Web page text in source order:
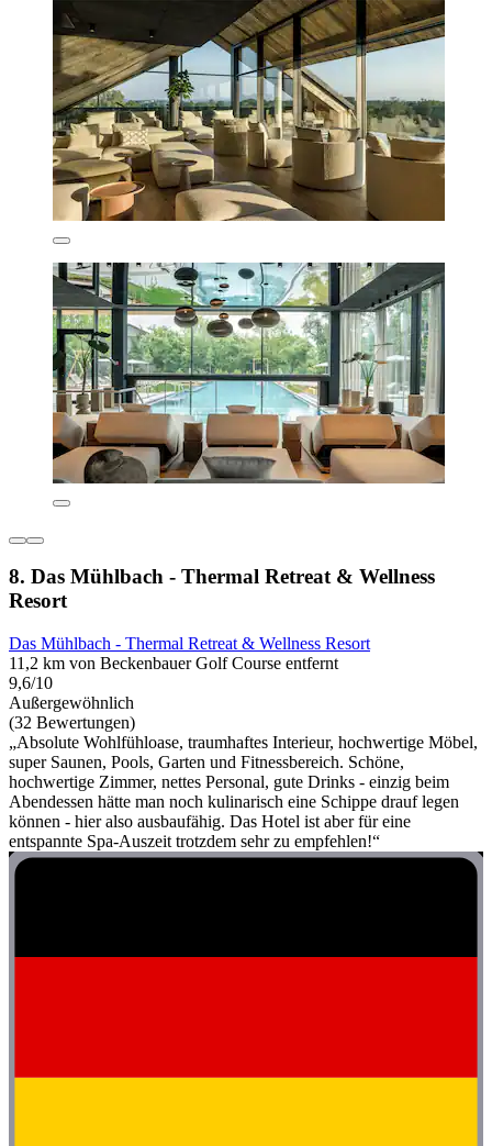
8. Das Mühlbach - Thermal Retreat & Wellness
Resort
Das Mühlbach - Thermal Retreat & Wellness Resort
11,2 km von Beckenbauer Golf Course entfernt
9,6/10
Außergewöhnlich
(32 Bewertungen)
„Absolute Wohlfühloase, traumhaftes Interieur, hochwertige Möbel,
super Saunen, Pools, Garten und Fitnessbereich. Schöne,
hochwertige Zimmer, nettes Personal, gute Drinks - einzig beim
Abendessen hätte man noch kulinarisch eine Schippe drauf legen
können - hier also ausbaufähig. Das Hotel ist aber für eine
entspannte Spa-Auszeit trotzdem sehr zu empfehlen!“